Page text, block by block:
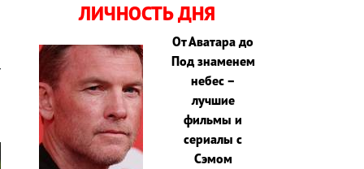
ЛИЧНОСТЬ ДНЯ
От Аватара до
Под знаменем
небес –
лучшие
фильмы и
сериалы с
Сэмом